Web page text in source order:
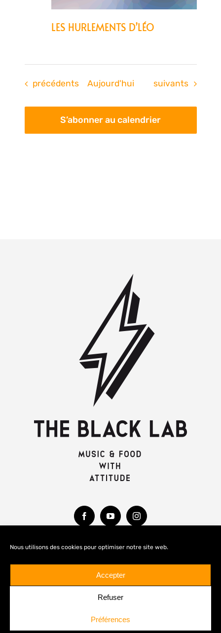
Nous utilisons des cookies pour optimiser notre site web.
Accepter
Refuser
Préférences
LES HURLEMENTS D’LÉO
Évènements
précédents Aujourd'hui Évènements
suivants
S’abonner au calendrier
MENTIONS LÉGALES